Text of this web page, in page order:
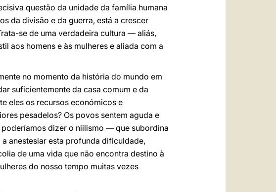
questão da unidade da família humana
da divisão e da guerra, está a crescer
se de uma verdadeira cultura — aliás,
aos homens e às mulheres e aliada com a
no momento da história do mundo em
suficientemente da casa comum e da
eles os recursos económicos e
pesadelos? Os povos sentem aguda e
dizer o niilismo — que subordina
anestesiar esta profunda dificuldade,
de uma vida que não encontra destino à
do nosso tempo muitas vezes